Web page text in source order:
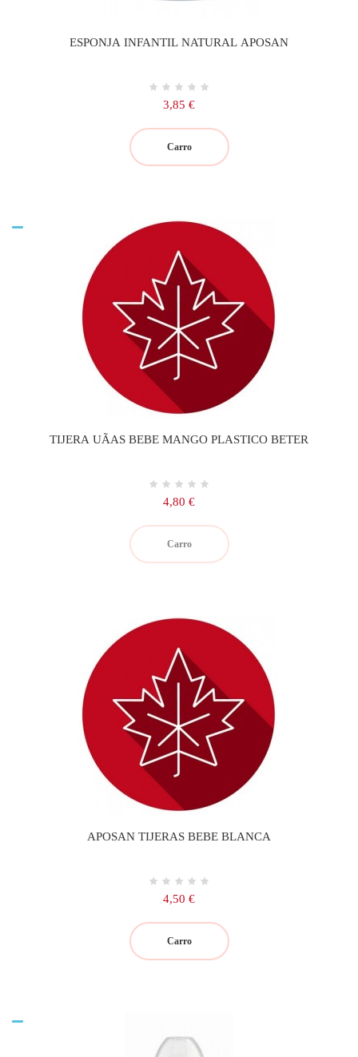
ESPONJA INFANTIL NATURAL APOSAN
Precio
3,85 €
Carro
TIJERA UÃAS BEBE MANGO PLASTICO BETER
Precio
4,80 €
Carro
APOSAN TIJERAS BEBE BLANCA
Precio
4,50 €
Carro